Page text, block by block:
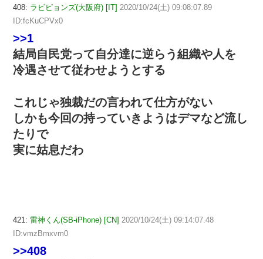
408: ラビピョンズ(大阪府) [IT] 2020/10/24(土) 09:08:07.89
ID:fcKuCPVx0
>>1
結局自民党って自分達に逆らう組織や人を
冷遇させて従わせようとする
これじゃ独裁だの言われて仕方がない
しかも今回の持っていきようはデマなど流し
たりで
実に姑息だわ
421: 雷神くん(SB-iPhone) [CN] 2020/10/24(土) 09:14:07.48
ID:vmzBmxvm0
>>408